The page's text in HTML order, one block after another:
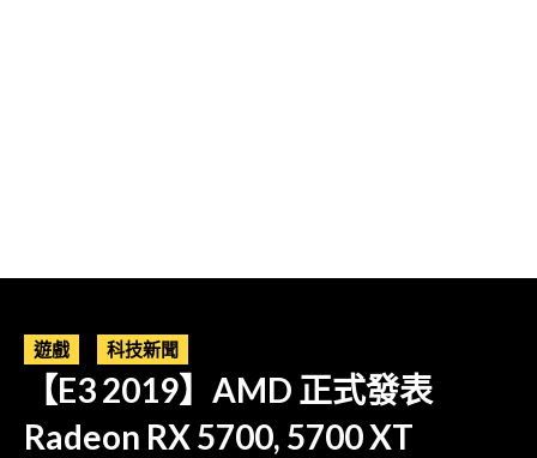
遊戲 科技新聞
【E3 2019】AMD 正式發表
Radeon RX 5700, 5700 XT